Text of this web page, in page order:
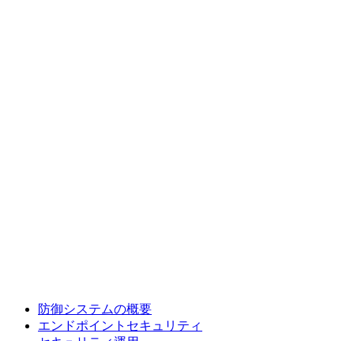
防御システムの概要
エンドポイントセキュリティ